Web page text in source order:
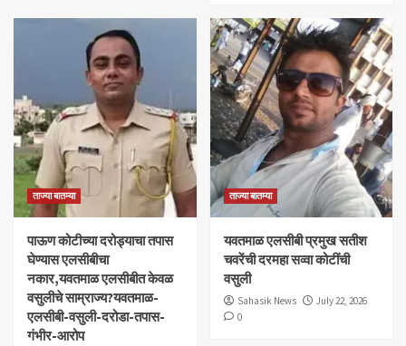
ताज्या बातम्या
पाऊण कोटीच्या दरोड्याचा तपास
घेण्यास एलसीबीचा
नकार,यवतमाळ एलसीबीत केवळ
वसुलीचे साम्राज्य?यवतमाळ-
एलसीबी-वसुली-दरोडा-तपास-
गंभीर-आरोप
ताज्या बातम्या
यवतमाळ एलसीबी प्रमुख सतीश
चवरेंची दरमहा सव्वा कोटींची
वसुली
Sahasik News
July 22, 2026
0